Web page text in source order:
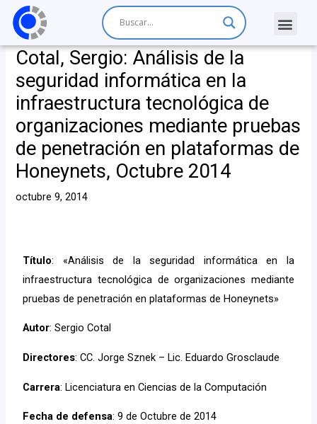
Cotal, Sergio: Análisis de la
seguridad informática en la
infraestructura tecnológica de
organizaciones mediante pruebas
de penetración en plataformas de
Honeynets, Octubre 2014
octubre 9, 2014
Título: «Análisis de la seguridad informática en la
infraestructura tecnológica de organizaciones mediante
pruebas de penetración en plataformas de Honeynets»
Autor: Sergio Cotal
Directores: CC. Jorge Sznek – Lic. Eduardo Grosclaude
Carrera: Licenciatura en Ciencias de la Computación
Fecha de defensa: 9 de Octubre de 2014